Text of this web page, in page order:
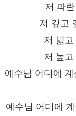
저 파
저 깊고
저 넓
저 높
예수님 어디에
예수님 어디에